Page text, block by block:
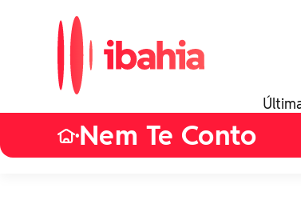
•Nem Te Conto